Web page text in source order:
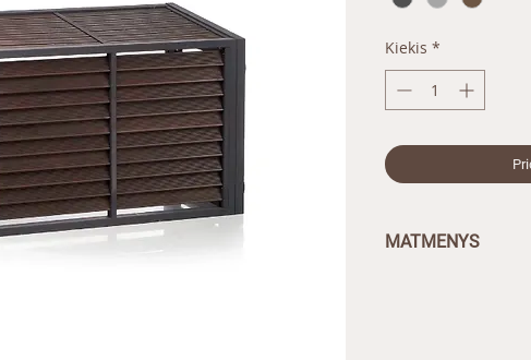
Kiekis *
MATMENYS